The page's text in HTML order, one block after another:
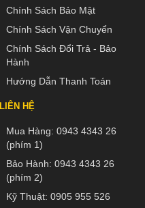
Chính Sách Bảo Mật
Chính Sách Vận Chuyển
Chính Sách Đổi Trả - Bảo
Hành
Hướng Dẫn Thanh Toán
LIÊN HỆ
Mua Hàng: 0943 4343 26
(phím 1)
Bảo Hành: 0943 4343 26
(phím 2)
Kỹ Thuật: 0905 955 526